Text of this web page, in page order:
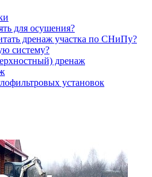
для осушения?
дренаж участка по СНиПу?
систему?
дренаж
установок